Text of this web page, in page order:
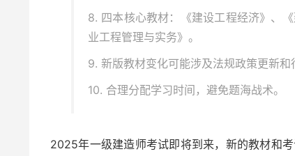
8. 四本核心教材：《建设工程经济》、
业工程管理与实务》。
9. 新版教材变化可能涉及法规政策更新和
10. 合理分配学习时间，避免题海战术。
2025年一级建造师考试即将到来，新的教材和